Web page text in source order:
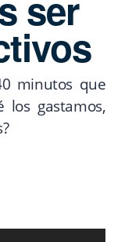
minutos que
gastamos,